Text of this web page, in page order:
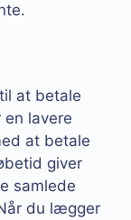
at betale
lavere
at betale
giver
samlede
du lægger